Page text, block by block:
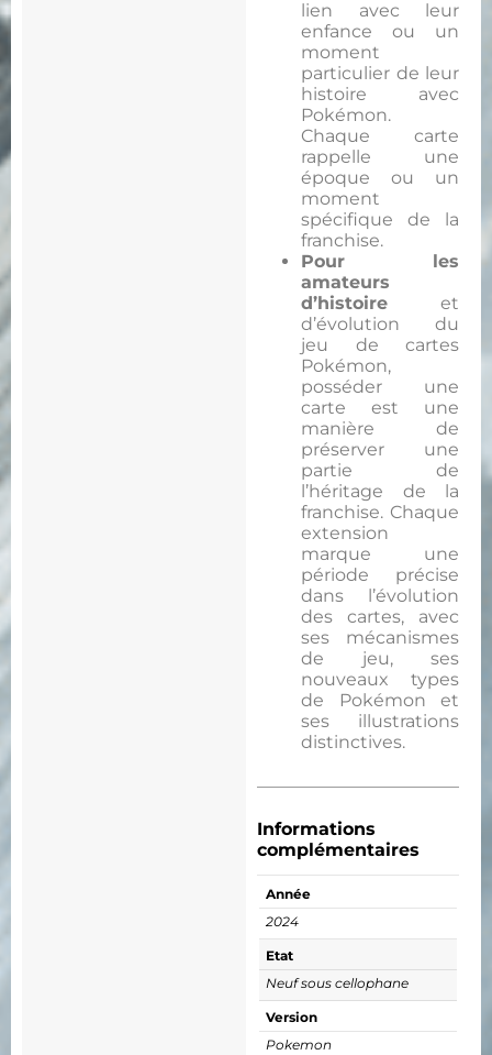
lien avec leur
enfance ou un
moment
particulier de leur
histoire avec
Pokémon.
Chaque carte
rappelle une
époque ou un
moment
spécifique de la
franchise.
Pour les
amateurs
d’histoire et
d’évolution du
jeu de cartes
Pokémon,
posséder une
carte est une
manière de
préserver une
partie de
l’héritage de la
franchise. Chaque
extension
marque une
période précise
dans l’évolution
des cartes, avec
ses mécanismes
de jeu, ses
nouveaux types
de Pokémon et
ses illustrations
distinctives.
Informations
complémentaires
Année
2024
Etat
Neuf sous cellophane
Version
Pokemon